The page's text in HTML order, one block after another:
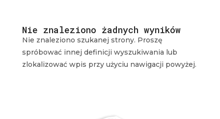
Nie znaleziono żadnych wyników
Nie znaleziono szukanej strony. Proszę
spróbować innej definicji wyszukiwania lub
zlokalizować wpis przy użyciu nawigacji powyżej.